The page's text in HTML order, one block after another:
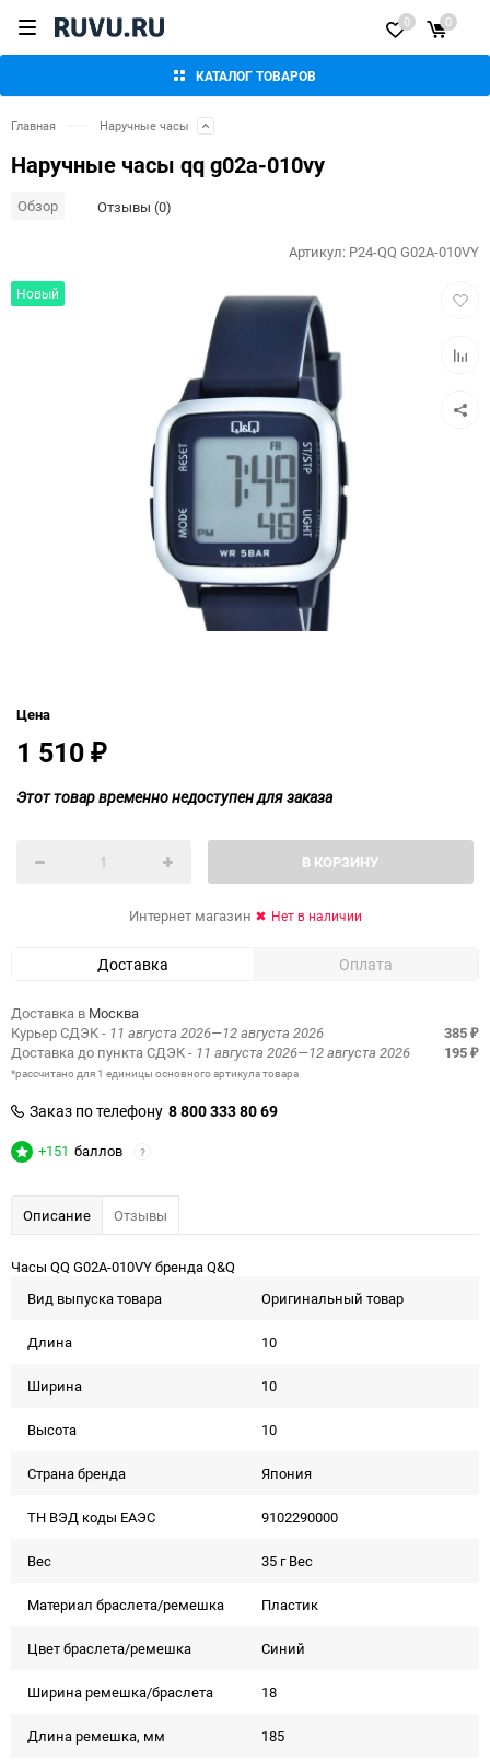
КАТАЛОГ ТОВАРОВ
0 0
Главная Наручные часы
Наручные часы qq g02a-010vy
Обзор Отзывы (0)
Новый
Артикул: P24-QQ G02A-010VY
Цена
1 510 ₽
Этот товар временно недоступен для заказа
В КОРЗИНУ
Интернет магазин Нет в наличии
Доставка Оплата
Доставка в Москва
Курьер СДЭК- 11 августа 2026—12 августа 2026 385 ₽
Доставка до пункта СДЭК- 11 августа 2026—12 августа 2026 195 ₽
*рассчитано для 1 единицы основного артикула товара
Заказ по телефону 8 800 333 80 69
+151 баллов ?
Описание Отзывы
Часы QQ G02A-010VY бренда Q&Q
Вид выпуска товара
Оригинальный товар
Длина 10
Ширина 10
Высота 10
Страна бренда Япония
ТН ВЭД коды ЕАЭС 9102290000
Вес 35 г Вес
Материал браслета/ремешка Пластик
Цвет браслета/ремешка Синий
Ширина ремешка/браслета 18
Длина ремешка, мм 185